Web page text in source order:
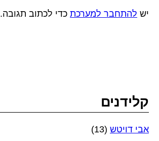
יש להתחבר למערכת כדי לכתוב תגובה.
קלידנים
אבי דויטש (13)